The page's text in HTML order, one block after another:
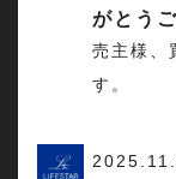
がとう
売主様、
す。